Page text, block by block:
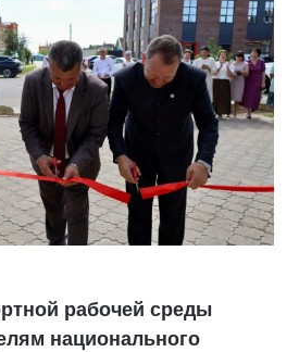
рабочей среды
национального